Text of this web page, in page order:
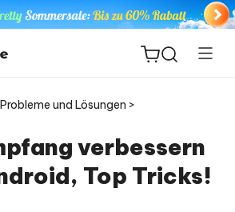
und Lösungen >
verbessern
Top Tricks!